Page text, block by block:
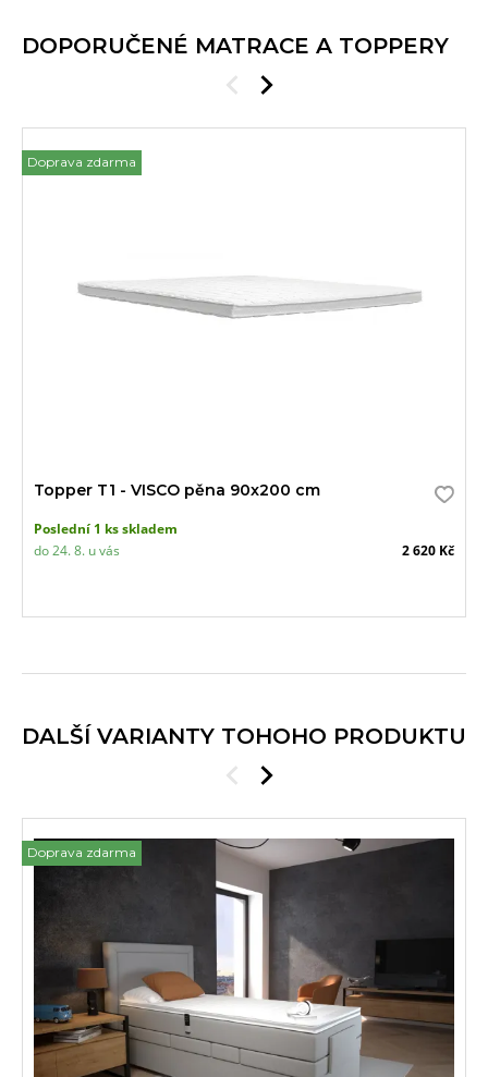
DOPORUČENÉ MATRACE A TOPPERY
Doprava zdarma
Topper T1 - VISCO pěna 90x200 cm
Poslední 1 ks skladem
do 24. 8. u vás
2 620 Kč
DALŠÍ VARIANTY TOHOHO PRODUKTU
Doprava zdarma